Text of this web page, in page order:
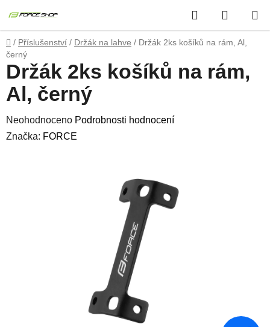
na
obsah
Hledat
KOŠÍK
Domů
/ Příslušenství / Držák na lahve / Držák 2ks košíků na rám, Al,
černý
Držák 2ks košíků na rám,
Al, černý
Průměrné
hodnocení
Neohodnoceno Podrobnosti hodnocení
Značka: FORCE